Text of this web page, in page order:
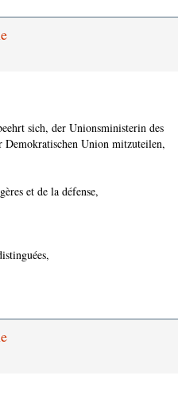
Als Termin erlaube
der Verteidigung
sich, der Unionsministerin des
Union mitzuteilen,
et de la défense,